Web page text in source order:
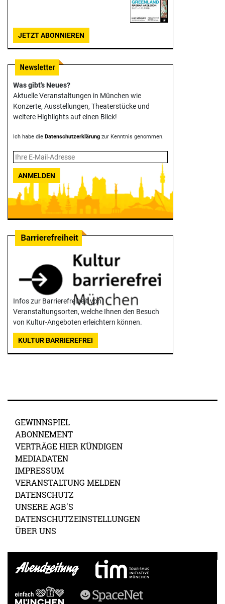
JETZT ABONNIEREN
Was gibt's Neues?
Aktuelle Veranstaltungen in München wie
Konzerte, Ausstellungen, Theater­stücke und
weitere Highlights auf einen Blick!
Ich habe die Datenschutzerklärung zur Kenntnis genommen.
ANMELDEN
Infos zur Barrierefreiheit von
Veranstaltungsorten, welche Ihnen den Besuch
von Kultur-Angeboten erleichtern können.
KULTUR BARRIEREFREI
GEWINNSPIEL
ABONNEMENT
VERTRÄGE HIER KÜNDIGEN
MEDIADATEN
IMPRESSUM
VERANSTALTUNG MELDEN
DATENSCHUTZ
UNSERE AGB'S
DATENSCHUTZEINSTELLUNGEN
ÜBER UNS